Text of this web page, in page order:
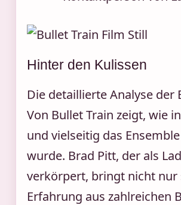
Hinter den Kulissen
Die detaillierte Analyse der
Von Bullet Train zeigt, wie
und vielseitig das
wurde. Brad Pitt, der als
verkörpert, bringt nicht nur
Erfahrung aus zahlreichen